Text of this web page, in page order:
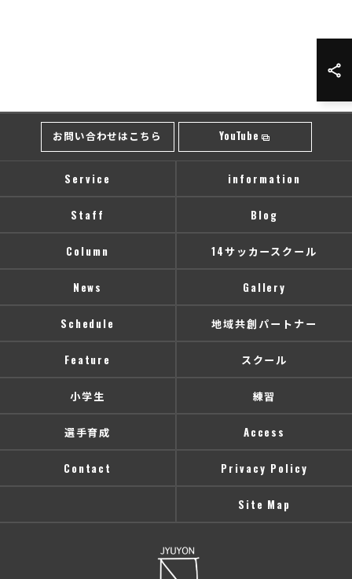
お問い合わせはこちら YouTube
Service information
Staff Blog
Column 14サッカースクール
News Gallery
Schedule 地域共創パートナー
Feature スクール
小学生 練習
選手育成 Access
Contact Privacy Policy
Site Map